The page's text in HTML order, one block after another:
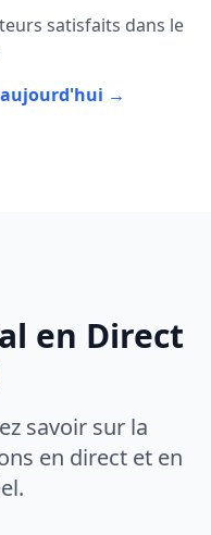
satisfaits dans le
aujourd'hui →
en Direct
savoir sur la
en direct et en